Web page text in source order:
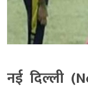
नई दिल्ली